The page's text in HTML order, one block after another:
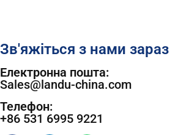
Зв'яжіться з нами зараз
Електронна пошта:
Sales@landu-china.com
Телефон:
+86 531 6995 9221